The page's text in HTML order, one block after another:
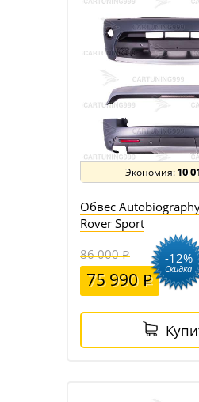
10
Обвес
Rover Sport
86 000
75 990
-12%
Скидка